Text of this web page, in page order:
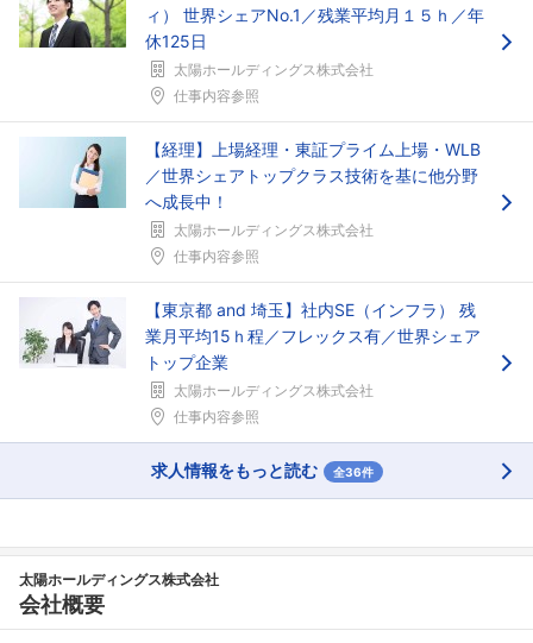
ィ） 世界シェアNo.1／残業平均月１５ｈ／年
休125日
太陽ホールディングス株式会社
仕事内容参照
【経理】上場経理・東証プライム上場・WLB
／世界シェアトップクラス技術を基に他分野
へ成長中！
太陽ホールディングス株式会社
仕事内容参照
【東京都 and 埼玉】社内SE（インフラ） 残
業月平均15ｈ程／フレックス有／世界シェア
トップ企業
太陽ホールディングス株式会社
仕事内容参照
求人情報をもっと読む 全36件
太陽ホールディングス株式会社
会社概要